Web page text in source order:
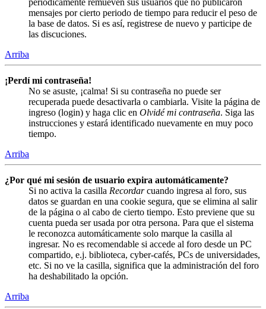
periódicamente remueven sus usuarios que no publicaron
mensajes por cierto periodo de tiempo para reducir el peso de
la base de datos. Si es así, registrese de nuevo y participe de
las discuciones.
Arriba
¡Perdí mi contraseña!
No se asuste, ¡calma! Si su contraseña no puede ser
recuperada puede desactivarla o cambiarla. Visite la página de
ingreso (login) y haga clic en Olvidé mi contraseña. Siga las
instrucciones y estará identificado nuevamente en muy poco
tiempo.
Arriba
¿Por qué mi sesión de usuario expira automáticamente?
Si no activa la casilla Recordarcuando ingresa al foro, sus
datos se guardan en una cookie segura, que se elimina al salir
de la página o al cabo de cierto tiempo. Esto previene que su
cuenta pueda ser usada por otra persona. Para que el sistema
le reconozca automáticamente solo marque la casilla al
ingresar. No es recomendable si accede al foro desde un PC
compartido, e.j. biblioteca, cyber-cafés, PCs de universidades,
etc. Si no ve la casilla, significa que la administración del foro
ha deshabilitado la opción.
Arriba